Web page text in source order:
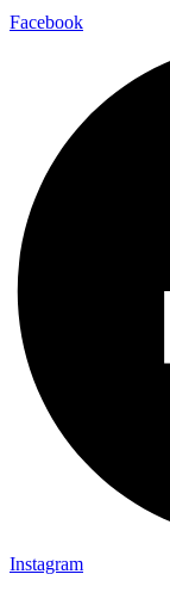
Facebook
Instagram